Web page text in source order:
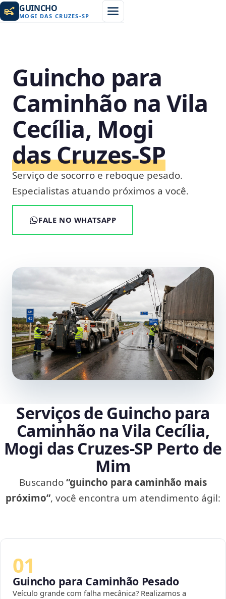
GUINCHO
MOGI DAS CRUZES-SP
Guincho para
Caminhão na Vila
Cecília, Mogi
das Cruzes‑SP
Serviço de socorro e reboque pesado.
Especialistas atuando próximos a você.
FALE NO WHATSAPP
Serviços de Guincho para
Caminhão na Vila Cecília,
Mogi das Cruzes‑SP Perto de
Mim
Buscando“guincho para caminhão mais
próximo”, você encontra um atendimento ágil:
01
Guincho para Caminhão Pesado
Veículo grande com falha mecânica? Realizamos a